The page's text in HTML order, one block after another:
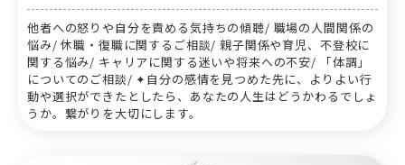
他者への怒りや自分を責める気持ちの傾聴/ 職場の人間関係の
悩み/ 休職・復職に関するご相談/ 親子関係や育児、不登校に
関する悩み/ キャリアに関する迷いや将来への不安/ 「体調」
についてのご相談/ ✦自分の感情を見つめた先に、よりよい行
動や選択ができたとしたら、あなたの人生はどうかわるでしょ
うか。繋がりを大切にします。